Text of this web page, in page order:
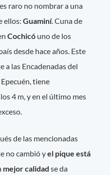
raro no nombrar a una
ellos:Guaminí. Cuna de
Cochicó uno de los
desde hace años. Este
a las Encadenadas del
tiene
4 m, y en el último mes
de las mencionadas
no cambió yel pique está
mejor calidad se da